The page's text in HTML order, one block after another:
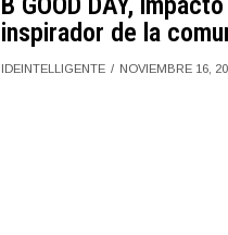
inspirador de la
IDEINTELLIGENTE NOVIEMBRE 16,